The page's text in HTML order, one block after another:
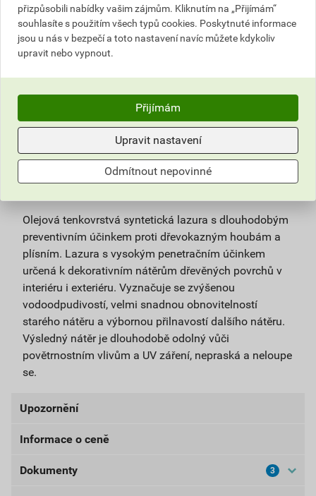
ks Do košíku
Do košíku přidáte
(236,70Kčbez DPH).
Katalogový kód: 4Y9NS
Výrobky značky:Stachema
Popis
Olejová tenkovrstvá syntetická lazura s dlouhodobým
preventivním účinkem proti dřevokazným houbám a
plísním. Lazura s vysokým penetračním účinkem
určená k dekorativním nátěrům dřevěných povrchů v
interiéru i exteriéru. Vyznačuje se zvýšenou
vodoodpudivostí, velmi snadnou obnovitelností
starého nátěru a výbornou přilnavostí dalšího nátěru.
Výsledný nátěr je dlouhodobě odolný vůči
povětrnostním vlivům a UV záření, nepraská a neloupe
se.
Upozornění
UPOZORNĚNÍ: Používejte biocidy bezpečným
informace o přípravku.
Informace o ceně
Aktuální prodejní cena po slevě 10% z ceníkové ceny
Dokumenty 3
přizpůsobili nabídky vašim zájmům. Kliknutím na „Přijímám“
souhlasíte s použitím všech typů cookies. Poskytnuté informace
jsou u nás v bezpečí a toto nastavení navíc můžete kdykoliv
upravit nebo vypnout.
Přijímám
Upravit nastavení
Odmítnout nepovinné